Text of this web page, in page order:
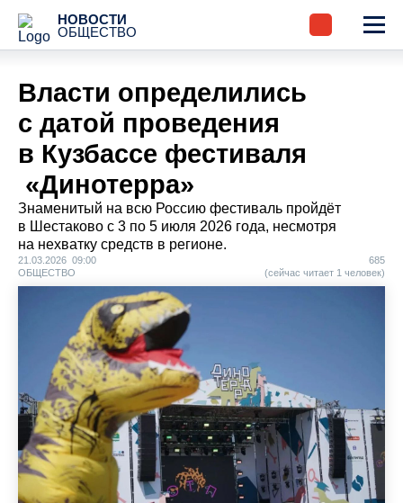
НОВОСТИ
ОБЩЕСТВО
Власти определились
с датой проведения
в Кузбассе фестиваля
«Динотерра»
Знаменитый на всю Россию фестиваль пройдёт
в Шестаково с 3 по 5 июля 2026 года, несмотря
на нехватку средств в регионе.
21.03.2026 09:00
ОБЩЕСТВО
685
(сейчас читает 1 человек)